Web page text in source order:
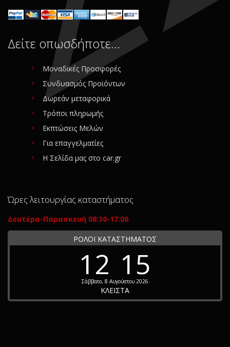
Δείτε οπωσδήποτε…
Μοναδικές Προσφορές
Συνδυασμός Προϊόντων
Δωρεάν μεταφορικά
Τρόποι πληρωμής
Εκπτώσεις Μελών
Για επαγγελματίες
Η Σελίδα μας στο car.gr
Ώρες λειτουργίας καταστήματος
Δευτέρα-Παρασκευή 08:30-17:00
ΡΟΛΟΪ ΚΑΤΑΣΤΗΜΑΤΟΣ
12 15
Σάββατο, 8 Αυγούστου 2026
ΚΛΕΙΣΤΑ